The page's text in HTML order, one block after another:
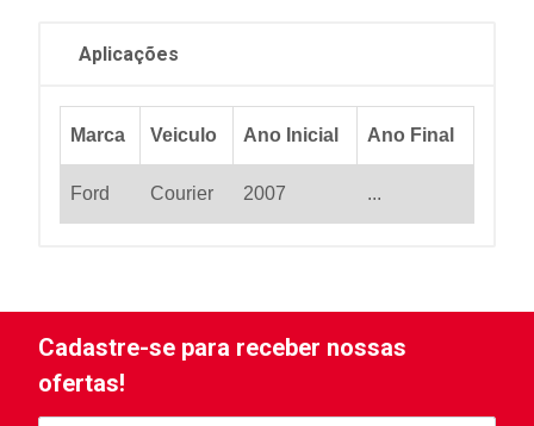
Aplicações
Marca Veiculo Ano Inicial Ano Final
Ford Courier 2007 ...
Cadastre-se para receber nossas
ofertas!